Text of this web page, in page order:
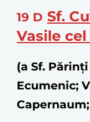
19 D Sf.
Vasile
(a Sf.
Ecumenic;